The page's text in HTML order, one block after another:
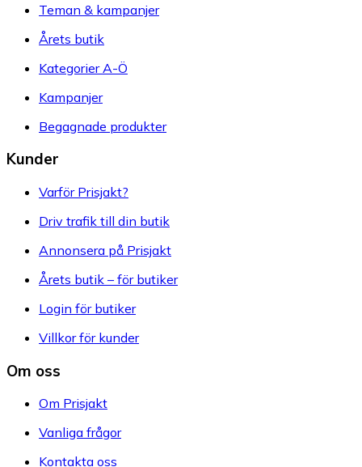
Teman & kampanjer
Årets butik
Kategorier A-Ö
Kampanjer
Begagnade produkter
Kunder
Varför Prisjakt?
Driv trafik till din butik
Annonsera på Prisjakt
Årets butik – för butiker
Login för butiker
Villkor för kunder
Om oss
Om Prisjakt
Vanliga frågor
Kontakta oss